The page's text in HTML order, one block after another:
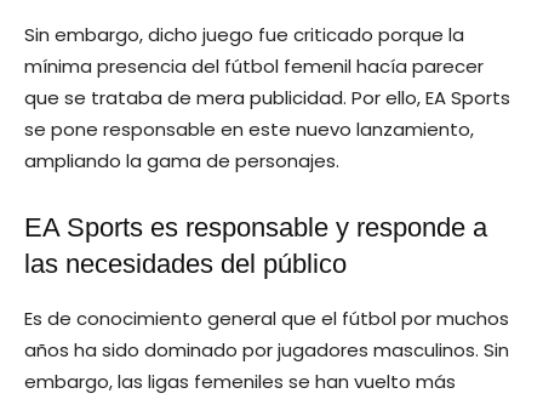
Sin embargo, dicho juego fue criticado porque la
mínima presencia del fútbol femenil hacía parecer
que se trataba de mera publicidad. Por ello, EA Sports
se pone responsable en este nuevo lanzamiento,
ampliando la gama de personajes.
EA Sports es responsable y responde a
las necesidades del público
Es de conocimiento general que el fútbol por muchos
años ha sido dominado por jugadores masculinos. Sin
embargo, las ligas femeniles se han vuelto más